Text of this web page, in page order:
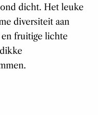
dicht. Het leuke
diversiteit aan
en fruitige lichte